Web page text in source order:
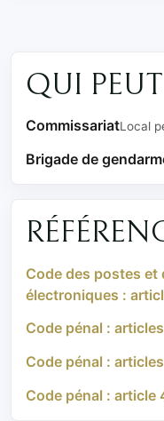
QUI
CommissariatLocal
Brigade de
Code des postes
électroniques :
Code pénal : articles
Code pénal :
Code pénal : article